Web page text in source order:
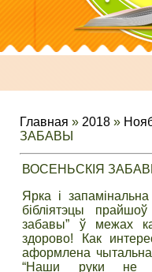
Главная » 2018 »
ЗАБАВЫ
ВОСЕНЬСКІЯ
Ярка і
бібліятэцы
забавы” ў межах
здорово! Как
аформлена
“Наши руки не